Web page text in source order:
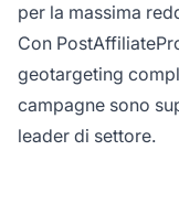
per la massima
Con
geotargeting
campagne sono
leader di settore.